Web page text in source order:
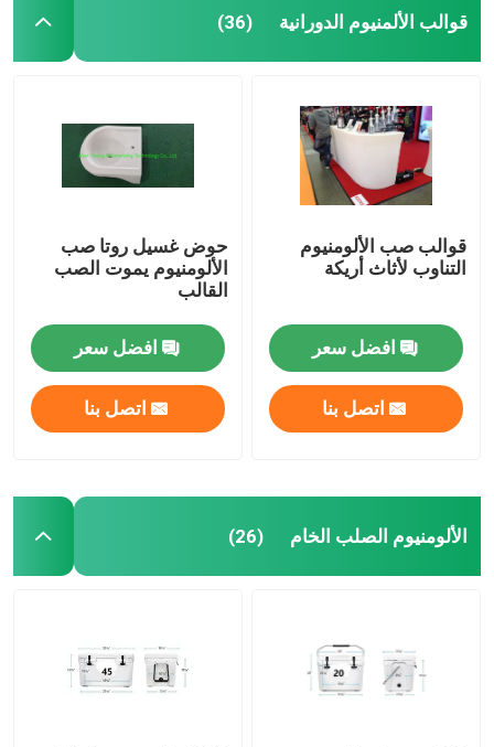
قوالب الألمنيوم الدورانية (36)
قوالب صب الألومنيوم
التناوب لأثاث أريكة
افضل سعر
اتصل بنا
حوض غسيل روتا صب
الألومنيوم يموت الصب
القالب
افضل سعر
اتصل بنا
الألومنيوم الصلب الخام (26)